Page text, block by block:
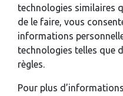
technologies similaires
de le faire, vous
informations
technologies telles que
règles.
Pour plus